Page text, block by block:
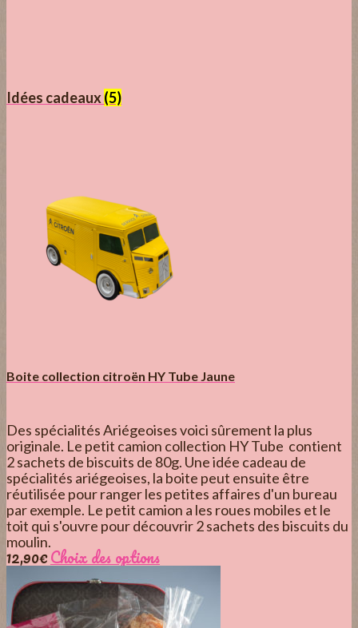
Idées cadeaux (5)
Boite collection citroën HY Tube Jaune
Des spécialités Ariégeoises voici sûrement la plus
originale. Le petit camion collection HY Tube contient
2 sachets de biscuits de 80g. Une idée cadeau de
spécialités ariégeoises, la boite peut ensuite être
réutilisée pour ranger les petites affaires d'un bureau
par exemple. Le petit camion a les roues mobiles et le
toit qui s'ouvre pour découvrir 2 sachets des biscuits du
moulin.
12,90€Choix des options